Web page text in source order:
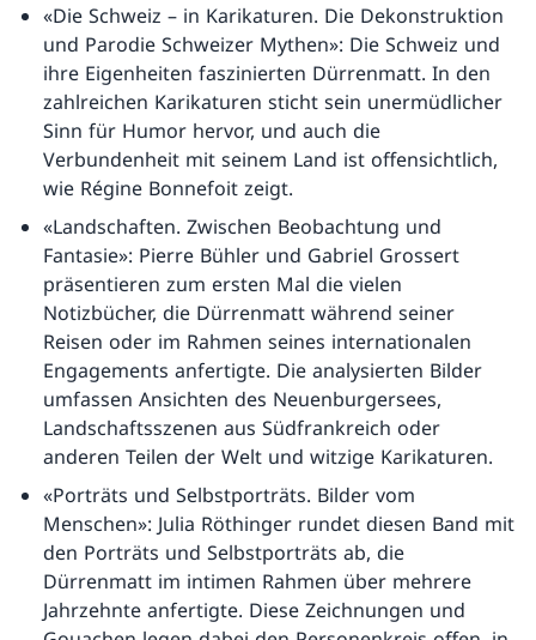
«Die Schweiz – in Karikaturen. Die Dekonstruktion
und Parodie Schweizer Mythen»: Die Schweiz und
ihre Eigenheiten faszinierten Dürrenmatt. In den
zahlreichen Karikaturen sticht sein unermüdlicher
Sinn für Humor hervor, und auch die
Verbundenheit mit seinem Land ist offensichtlich,
wie Régine Bonnefoit zeigt.
«Landschaften. Zwischen Beobachtung und
Fantasie»: Pierre Bühler und Gabriel Grossert
präsentieren zum ersten Mal die vielen
Notizbücher, die Dürrenmatt während seiner
Reisen oder im Rahmen seines internationalen
Engagements anfertigte. Die analysierten Bilder
umfassen Ansichten des Neuenburgersees,
Landschaftsszenen aus Südfrankreich oder
anderen Teilen der Welt und witzige Karikaturen.
«Porträts und Selbstporträts. Bilder vom
Menschen»: Julia Röthinger rundet diesen Band mit
den Porträts und Selbstporträts ab, die
Dürrenmatt im intimen Rahmen über mehrere
Jahrzehnte anfertigte. Diese Zeichnungen und